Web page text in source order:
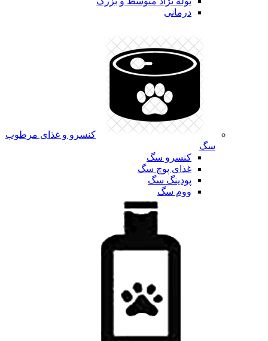
درمانی
کنسرو و غذای مرطوب
سگ
کنسرو سگ
غذای پوچ سگ
پودینگ سگ
ووم سگ